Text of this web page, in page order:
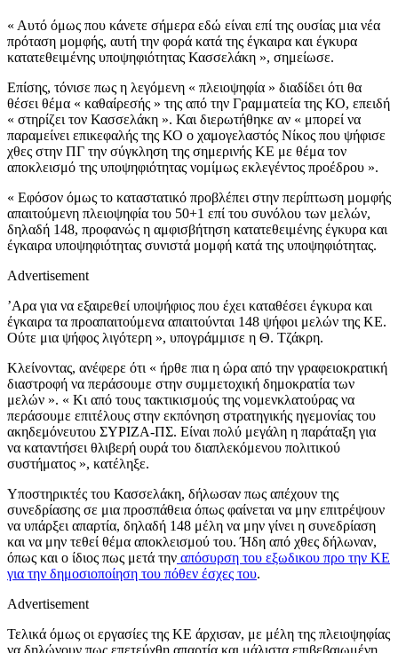
« Αυτό όμως που κάνετε σήμερα εδώ είναι επί της ουσίας μια νέα
πρόταση μομφής, αυτή την φορά κατά της έγκαιρα και έγκυρα
κατατεθειμένης υποψηφιότητας Κασσελάκη », σημείωσε.
Επίσης, τόνισε πως η λεγόμενη « πλειοψηφία » διαδίδει ότι θα
θέσει θέμα « καθαίρεσής » της από την Γραμματεία της ΚΟ, επειδή
« στηρίζει τον Κασσελάκη ». Και διερωτήθηκε αν « μπορεί να
παραμείνει επικεφαλής της ΚΟ ο χαμογελαστός Νίκος που ψήφισε
χθες στην ΠΓ την σύγκληση της σημερινής ΚΕ με θέμα τον
αποκλεισμό της υποψηφιότητας νομίμως εκλεγέντος προέδρου ».
« Εφόσον όμως το καταστατικό προβλέπει στην περίπτωση μομφής
απαιτούμενη πλειοψηφία του 50+1 επί του συνόλου των μελών,
δηλαδή 148, προφανώς η αμφισβήτηση κατατεθειμένης έγκυρα και
έγκαιρα υποψηφιότητας συνιστά μομφή κατά της υποψηφιότητας.
Advertisement
’Αρα για να εξαιρεθεί υποψήφιος που έχει καταθέσει έγκυρα και
έγκαιρα τα προαπαιτούμενα απαιτούνται 148 ψήφοι μελών της ΚΕ.
Ούτε μια ψήφος λιγότερη », υπογράμμισε η Θ. Τζάκρη.
Κλείνοντας, ανέφερε ότι « ήρθε πια η ώρα από την γραφειοκρατική
διαστροφή να περάσουμε στην συμμετοχική δημοκρατία των
μελών ». « Κι από τους τακτικισμούς της νομενκλατούρας να
περάσουμε επιτέλους στην εκπόνηση στρατηγικής ηγεμονίας του
ακηδεμόνευτου ΣΥΡΙΖΑ-ΠΣ. Είναι πολύ μεγάλη η παράταξη για
να καταντήσει θλιβερή ουρά του διαπλεκόμενου πολιτικού
συστήματος », κατέληξε.
Υποστηρικτές του Κασσελάκη, δήλωσαν πως απέχουν της
συνεδρίασης σε μια προσπάθεια όπως φαίνεται να μην επιτρέψουν
να υπάρξει απαρτία, δηλαδή 148 μέλη να μην γίνει η συνεδρίαση
και να μην τεθεί θέμα αποκλεισμού του. Ήδη από χθες δήλωναν,
όπως και ο ίδιος πως μετά την απόσυρση του εξωδικου προ την ΚΕ
για την δημοσιοποίηση του πόθεν έσχες του.
Advertisement
Τελικά όμως οι εργασίες της ΚΕ άρχισαν, με μέλη της πλειοψηφίας
να δηλώνουν πως επετεύχθη απαρτία και μάλιστα επιβεβαιωμένη